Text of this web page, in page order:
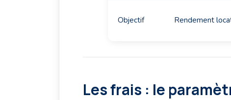
Objectif Rendement
Les frais : le